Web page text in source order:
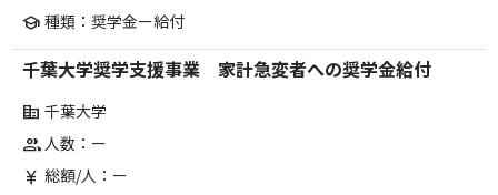
school 種類：奨学金ー給付
千葉大学奨学支援事業 家計急変者への奨学金給付
corporate_fare 千葉大学
group人数：ー
currency_yen 総額/人：ー